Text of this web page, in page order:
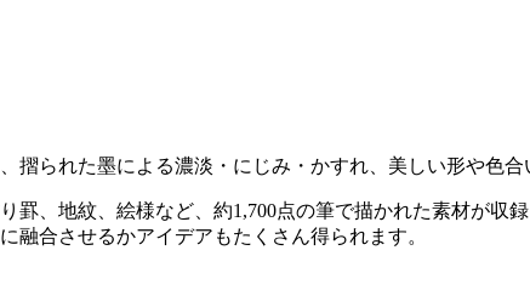
摺られた墨による濃淡・にじみ・かすれ、美しい形や色
罫、地紋、絵様など、約1,700点の筆で描かれた素材が収録
融合させるかアイデアもたくさん得られます。